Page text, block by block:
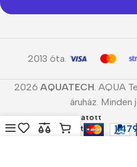
2013 óta.
2026 AQUATECH. AQUA
áruház.
10″ Hajtogatott
szűrőbetét 5